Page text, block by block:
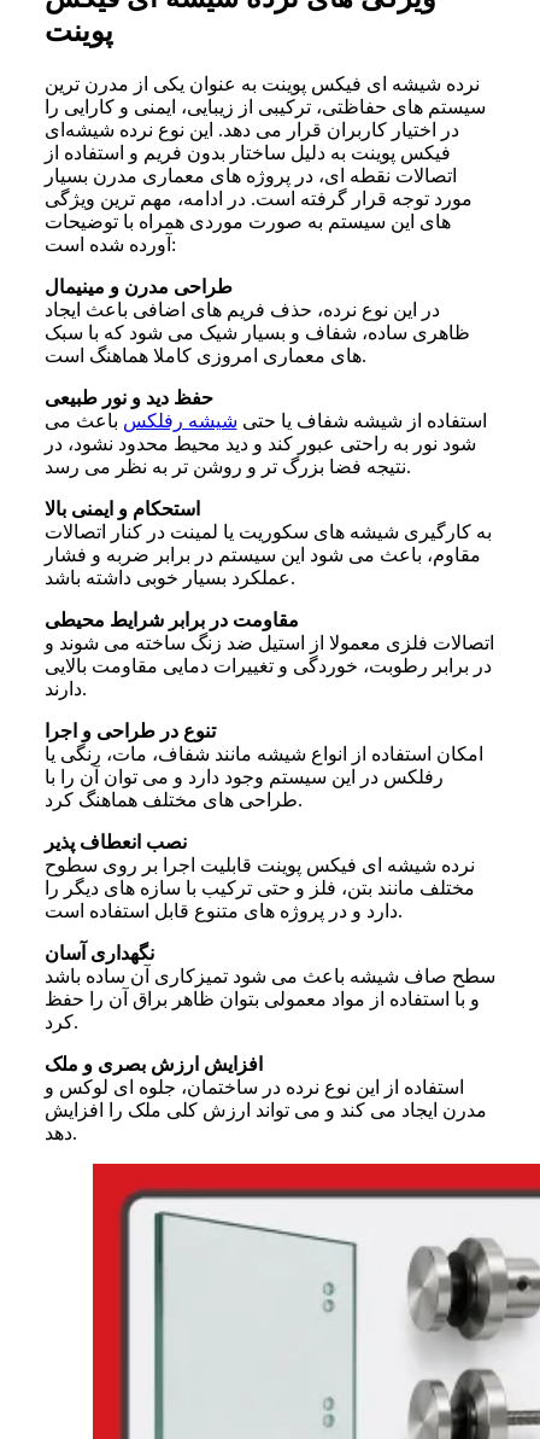
پوینت
نرده شیشه‌ ای فیکس پوینت به عنوان یکی از مدرن ترین
سیستم های حفاظتی، ترکیبی از زیبایی، ایمنی و کارایی را
در اختیار کاربران قرار می دهد. این نوع نرده شیشه‌ای
فیکس پوینت به دلیل ساختار بدون فریم و استفاده از
اتصالات نقطه ای، در پروژه های معماری مدرن بسیار
مورد توجه قرار گرفته است. در ادامه، مهم ترین ویژگی
های این سیستم به صورت موردی همراه با توضیحات
آورده شده است:
طراحی مدرن و مینیمال
در این نوع نرده، حذف فریم های اضافی باعث ایجاد
ظاهری ساده، شفاف و بسیار شیک می شود که با سبک
های معماری امروزی کاملا هماهنگ است.
حفظ دید و نور طبیعی
استفاده از شیشه شفاف یا حتی شیشه رفلکس باعث می
شود نور به راحتی عبور کند و دید محیط محدود نشود، در
نتیجه فضا بزرگ تر و روشن تر به نظر می رسد.
استحکام و ایمنی بالا
به کارگیری شیشه های سکوریت یا لمینت در کنار اتصالات
مقاوم، باعث می شود این سیستم در برابر ضربه و فشار
عملکرد بسیار خوبی داشته باشد.
مقاومت در برابر شرایط محیطی
اتصالات فلزی معمولا از استیل ضد زنگ ساخته می شوند و
در برابر رطوبت، خوردگی و تغییرات دمایی مقاومت بالایی
دارند.
تنوع در طراحی و اجرا
امکان استفاده از انواع شیشه مانند شفاف، مات، رنگی یا
رفلکس در این سیستم وجود دارد و می توان آن را با
طراحی های مختلف هماهنگ کرد.
نصب انعطاف پذیر
نرده شیشه‌ ای فیکس پوینت قابلیت اجرا بر روی سطوح
مختلف مانند بتن، فلز و حتی ترکیب با سازه های دیگر را
دارد و در پروژه های متنوع قابل استفاده است.
نگهداری آسان
سطح صاف شیشه باعث می شود تمیزکاری آن ساده باشد
و با استفاده از مواد معمولی بتوان ظاهر براق آن را حفظ
کرد.
افزایش ارزش بصری و ملک
استفاده از این نوع نرده در ساختمان، جلوه ای لوکس و
مدرن ایجاد می کند و می تواند ارزش کلی ملک را افزایش
دهد.